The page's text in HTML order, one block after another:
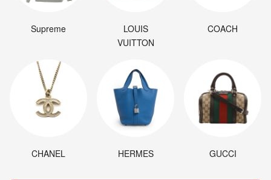
Supreme
LOUIS
VUITTON
COACH
CHANEL HERMES GUCCI